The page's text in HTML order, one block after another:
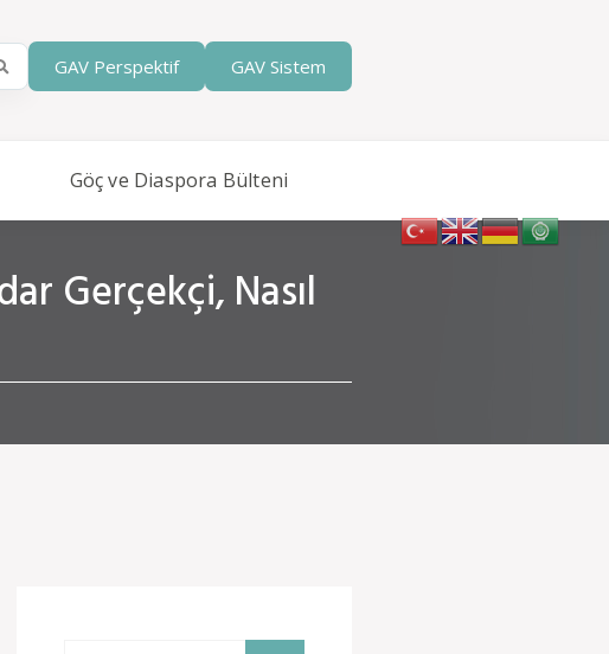
GAV Perspektif GAV Sistem
Göç ve Diaspora Bülteni
Gerçekçi, Nasıl